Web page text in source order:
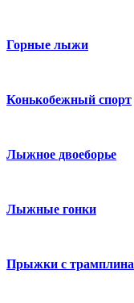
Горные лыжи
Конькобежный спорт
Лыжное двоеборье
Лыжные гонки
Прыжки с трамплина